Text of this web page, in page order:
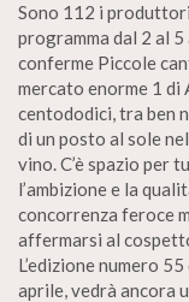
Sono 112 i
programma dal 2 al
conferme Piccole
mercato enorme 1 di
centododici, tra ben
di un posto al sole
vino. C’è spazio per
l’ambizione e la
concorrenza feroce
affermarsi al
L’edizione numero
aprile, vedrà ancora